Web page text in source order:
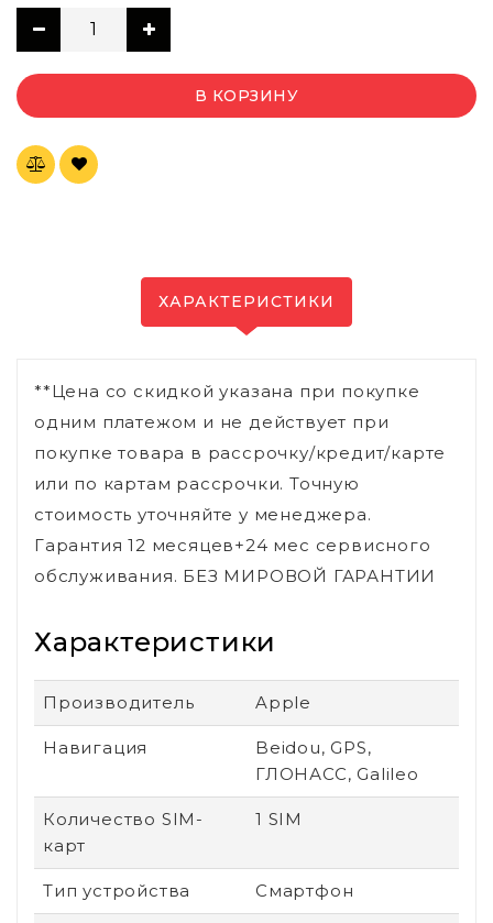
В КОРЗИНУ
ХАРАКТЕРИСТИКИ
**Цена со скидкой указана при покупке
одним платежом и не действует при
покупке товара в рассрочку/кредит/карте
или по картам рассрочки. Точную
стоимость уточняйте у менеджера.
Гарантия 12 месяцев+24 мес сервисного
обслуживания. БЕЗ МИРОВОЙ ГАРАНТИИ
Характеристики
Производитель Apple
Навигация
Beidou, GPS,
ГЛОНАСС, Galileo
Количество SIM-
карт
1 SIM
Тип устройства Смартфон